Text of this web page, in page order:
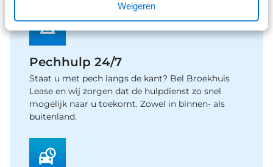
Weigeren
Pechhulp 24/7
Staat u met pech langs de kant? Bel Broekhuis
Lease en wij zorgen dat de hulpdienst zo snel
mogelijk naar u toekomt. Zowel in binnen- als
buitenland.